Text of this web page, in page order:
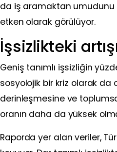
da iş aramaktan umudunu
etken olarak görülüyor.
İşsizlikteki
Geniş tanımlı işsizliğin
sosyolojik bir kriz olarak da
derinleşmesine ve
oranın daha da yüksek
Raporda yer alan veriler,